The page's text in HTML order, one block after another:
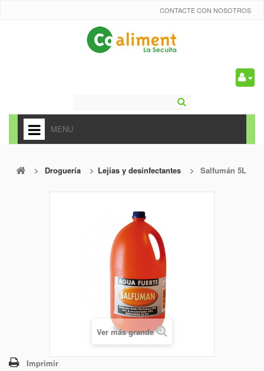
CONTACTE CON NOSOTROS
MENU
+
ALIMENTACIÓN
CARNICERÍA Y CHARCUTERÍA
PANADERÍA
> Droguería > Lejías y desinfectantes > Salfumán 5L
Ver más grande
Imprimir